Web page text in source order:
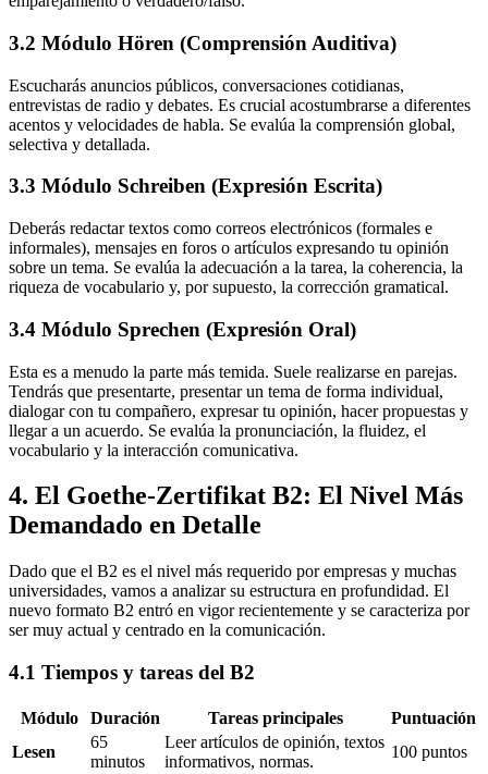
3.2 Módulo Hören (Comprensión Auditiva)
Escucharás anuncios públicos, conversaciones cotidianas,
entrevistas de radio y debates. Es crucial acostumbrarse a diferentes
acentos y velocidades de habla. Se evalúa la comprensión global,
selectiva y detallada.
3.3 Módulo Schreiben (Expresión Escrita)
Deberás redactar textos como correos electrónicos (formales e
informales), mensajes en foros o artículos expresando tu opinión
sobre un tema. Se evalúa la adecuación a la tarea, la coherencia, la
riqueza de vocabulario y, por supuesto, la corrección gramatical.
3.4 Módulo Sprechen (Expresión Oral)
Esta es a menudo la parte más temida. Suele realizarse en parejas.
Tendrás que presentarte, presentar un tema de forma individual,
dialogar con tu compañero, expresar tu opinión, hacer propuestas y
llegar a un acuerdo. Se evalúa la pronunciación, la fluidez, el
vocabulario y la interacción comunicativa.
4. El Goethe-Zertifikat B2: El Nivel Más
Demandado en Detalle
Dado que el B2 es el nivel más requerido por empresas y muchas
universidades, vamos a analizar su estructura en profundidad. El
nuevo formato B2 entró en vigor recientemente y se caracteriza por
ser muy actual y centrado en la comunicación.
4.1 Tiempos y tareas del B2
Módulo Duración Tareas principales
Puntuación
Lesen
65
minutos
Leer artículos de opinión, textos
informativos, normas.
100 puntos